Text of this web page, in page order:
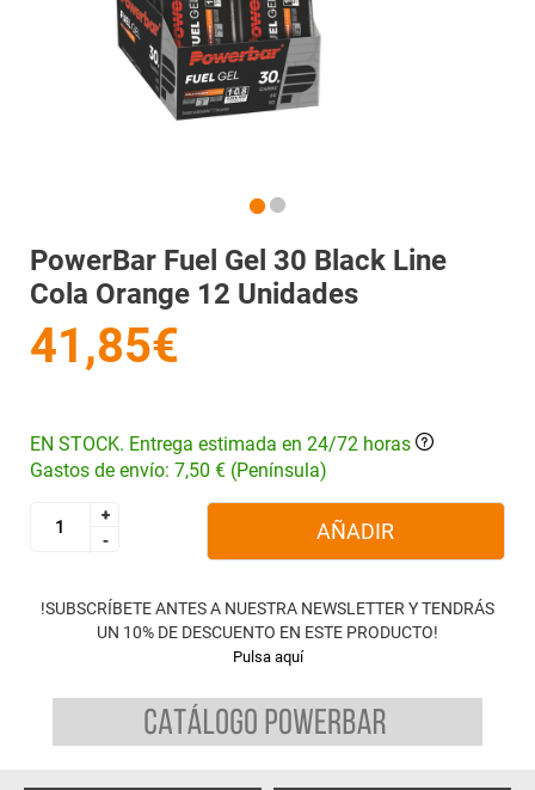
PowerBar Fuel Gel 30 Black Line
Cola Orange 12 Unidades
41,85€
EN STOCK. Entrega estimada en 24/72 horas
Gastos de envío: 7,50 € (Península)
+
-
+
-
AÑADIR
!SUBSCRÍBETE ANTES A NUESTRA NEWSLETTER Y TENDRÁS
UN 10% DE DESCUENTO EN ESTE PRODUCTO!
Pulsa aquí